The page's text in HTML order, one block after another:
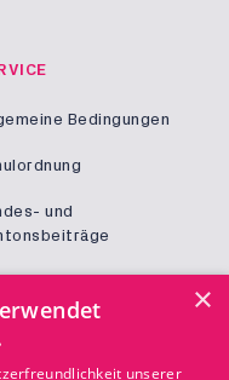
Bedingungen
und
×
unserer